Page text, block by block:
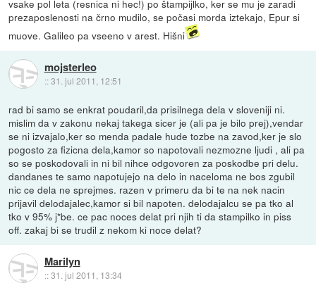
vsake pol leta (resnica ni hec!) po štampijlko, ker se mu je zaradi
prezaposlenosti na črno mudilo, se počasi morda iztekajo, Epur si
muove. Galileo pa vseeno v arest. Hišni
mojsterleo
::31. jul 2011, 12:51
rad bi samo se enkrat poudaril,da prisilnega dela v sloveniji ni.
mislim da v zakonu nekaj takega sicer je (ali pa je bilo prej),vendar
se ni izvajalo,ker so menda padale hude tozbe na zavod,ker je slo
pogosto za fizicna dela,kamor so napotovali nezmozne ljudi , ali pa
so se poskodovali in ni bil nihce odgovoren za poskodbe pri delu.
dandanes te samo napotujejo na delo in naceloma ne bos zgubil
nic ce dela ne sprejmes. razen v primeru da bi te na nek nacin
prijavil delodajalec,kamor si bil napoten. delodajalcu se pa tko al
tko v 95% j*be. ce pac noces delat pri njih ti da stampilko in piss
off. zakaj bi se trudil z nekom ki noce delat?
Marilyn
::31. jul 2011, 13:34